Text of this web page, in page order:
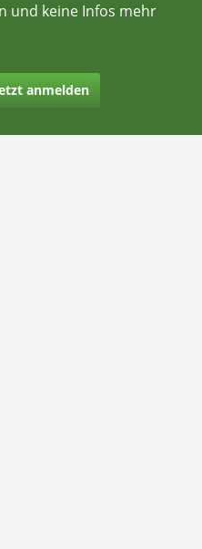
und keine Infos mehr
anmelden